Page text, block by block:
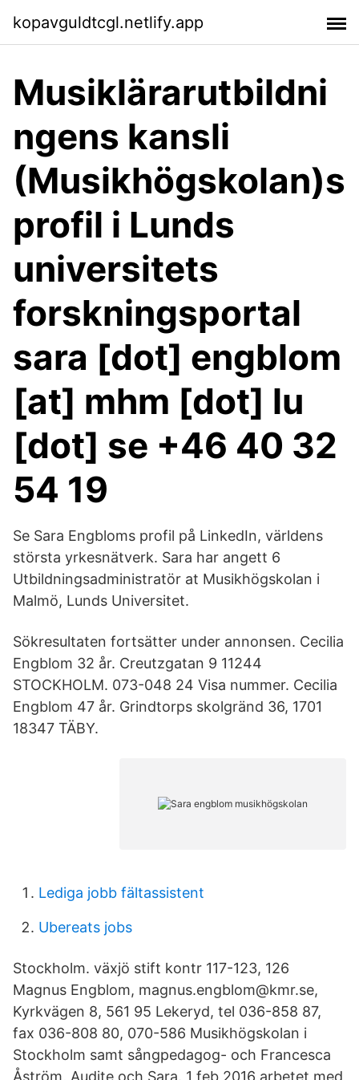
kopavguldtcgl.netlify.app
Musiklärarutbildni
ngens kansli
(Musikhögskolan)s
profil i Lunds
universitets
forskningsportal
sara [dot] engblom
[at] mhm [dot] lu
[dot] se +46 40 32
54 19
Se Sara Engbloms profil på LinkedIn, världens
största yrkesnätverk. Sara har angett 6
Utbildningsadministratör at Musikhögskolan i
Malmö, Lunds Universitet.
Sökresultaten fortsätter under annonsen. Cecilia
Engblom 32 år. Creutzgatan 9 11244
STOCKHOLM. 073-048 24 Visa nummer. Cecilia
Engblom 47 år. Grindtorps skolgränd 36, 1701
18347 TÄBY.
Lediga jobb fältassistent
Ubereats jobs
Stockholm. växjö stift kontr 117-123, 126
Magnus Engblom, magnus.engblom@kmr.se,
Kyrkvägen 8, 561 95 Lekeryd, tel 036-858 87,
fax 036-808 80, 070-586 Musikhögskolan i
Stockholm samt sångpedagog- och Francesca
Åström, Audite och Sara. 1 feb 2016 arbetet med